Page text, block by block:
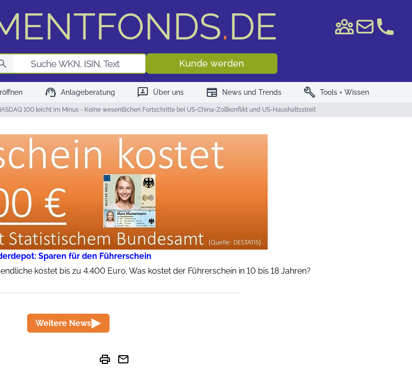
.DE
WKN/ISIN
Kunde werden
support_agent Anlageberatung 3p Über uns newspaper News und Trends build Tools + Wissen
100 leicht im Minus - Keine wesentlichen Fortschritte bei US-China-Zollkonflikt und US-Haushaltsstreit
Sparen für den Führerschein
kostet bis zu 4.400 Euro. Was kostet der Führerschein in 10 bis 18 Jahren?
Weitere News
print mail